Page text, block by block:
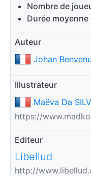
Nombre de
Durée moyenne
Auteur
Johan
Illustrateur
Maëva Da
https://
Editeur
Libellud
http://